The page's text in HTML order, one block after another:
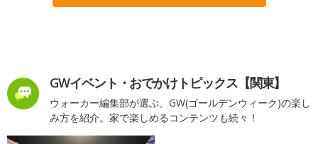
GWイベント・おでかけトピックス【関東】
ウォーカー編集部が選ぶ、GW(ゴールデンウィーク)の楽し
み方を紹介。家で楽しめるコンテンツも続々！